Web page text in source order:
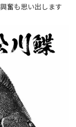
奮も思い出します